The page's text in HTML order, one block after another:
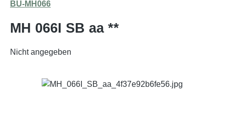
BU-MH066
MH 066I SB aa **
Nicht angegeben
Bildergalerie überspringen